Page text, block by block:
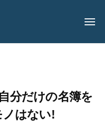
分だけの名簿を
はない!